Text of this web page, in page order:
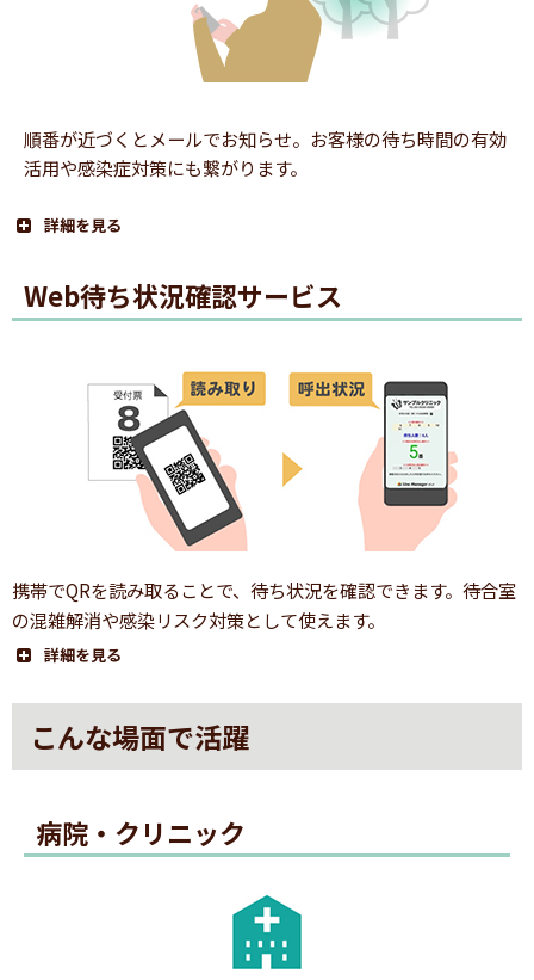
QRコード付きの番号札を発券します。
※画像のQRコードは実際のものではありません。
2.QRコード読み取り
※平らな場所でQRコード全体がカメラに収まるようにすると読
順番が近づくとメールでお知らせ。お客様の待ち時間の有効
活用や感染症対策にも繋がります。
詳細を見る
1.番号札発券
QRコード付きの番号札を発券します。
2.QRコード読み取り
Web待ち状況確認サービス
携帯でQRを読み取ることで、待ち状況を確認できます。待合室
の混雑解消や感染リスク対策として使えます。
詳細を見る
1.番号札発券
こんな場面で活躍
病院・クリニック